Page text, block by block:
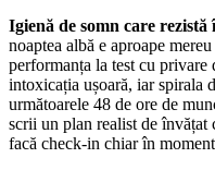
Igienă de somn care rezistă
noaptea albă e aproape
performanța la test cu
intoxicația ușoară, iar spirala
următoarele 48 de ore de
scrii un plan realist de învățat
facă check-in chiar în